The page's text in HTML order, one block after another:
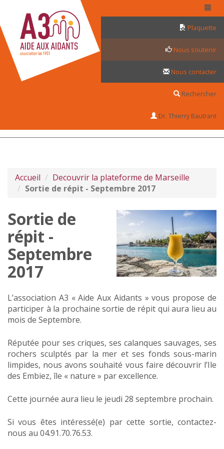
Plaquette
Nous soutenir
Nous contacter
Rechercher
Dr. Thierry Bautrant
Accueil
Decouvrir la plateforme de Marseille
Sortie de répit - Septembre 2017
Sortie de
répit -
Septembre
2017
L’association A3 « Aide Aux Aidants » vous propose de
participer à la prochaine sortie de répit qui aura lieu au
mois de Septembre.
Réputée pour ses criques, ses calanques sauvages, ses
rochers sculptés par la mer et ses fonds sous-marin
limpides, nous avons souhaité vous faire découvrir l’Ile
des Embiez, île « nature » par excellence.
Cette journée aura lieu le jeudi 28 septembre prochain.
Si vous êtes intéressé(e) par cette sortie, contactez-
nous au 04.91.70.76.53.
Panneau de gestion des cookies